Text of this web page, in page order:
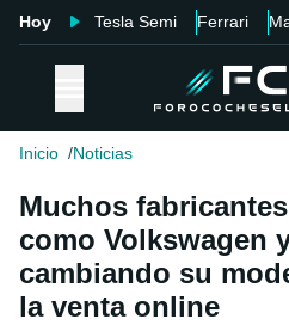
Hoy Tesla Semi Ferrari
Inicio Noticias
Muchos
como Volkswagen
cambiando su
la venta online